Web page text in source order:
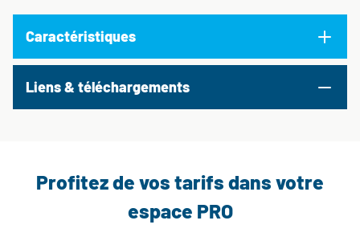
Caractéristiques
Liens & téléchargements
Profitez de vos tarifs dans votre
espace PRO